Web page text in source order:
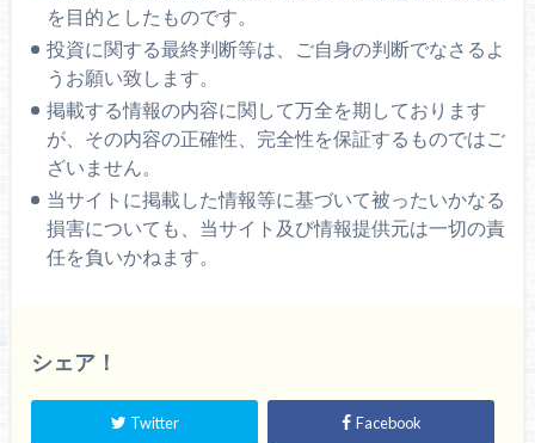
を目的としたものです。
投資に関する最終判断等は、ご自身の判断でなさるよ
うお願い致します。
掲載する情報の内容に関して万全を期しております
が、その内容の正確性、完全性を保証するものではご
ざいません。
当サイトに掲載した情報等に基づいて被ったいかなる
損害についても、当サイト及び情報提供元は一切の責
任を負いかねます。
シェア！
Twitter Facebook